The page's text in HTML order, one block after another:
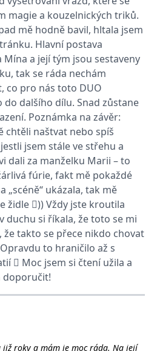
magie a kouzelnických triků.
mě hodně bavil, hltala jsem
Hlavní postava
Mína a její tým jsou sestaveny
tak se ráda nechám
co pro nás toto DUO
do dalšího dílu. Snad zůstane
Poznámka na závěr:
chtěli naštvat nebo spíš
jsem stále ve střehu a
dali za manželku Marii – to
fúrie, fakt mě pokaždé
„scéně“ ukázala, tak mě
židle )) Vždy jste kroutila
duchu si říkala, že toto se mi
že takto se přece nikdo chovat
to hraničilo až s
 Moc jsem si čtení užila a
doporučit!
již roky a mám je moc ráda. Na její
relace, bude
pravděpodobně použit
jako pro správu stavu
relace.
Tento soubor cookie
nastavuje společnost
Doubleclick a provádí
informace o tom, jak
koncový uživatel používá
webové stránky a
jakoukoli reklamu,
kterou koncový uživatel
mohl vidět před
návštěvou uvedeného
webu.
7 dní
první strany společnosti
Microsoft MSN, který
používáme k měření
používání webu pro
interní analýzu.
1 rok
Toto je soubor cookie
využívaný společností
Microsoft Bing Ads a je
sledovacím souborem
cookie. Umožňuje nám
komunikovat s
uživatelem, který již dříve
webu podporuje